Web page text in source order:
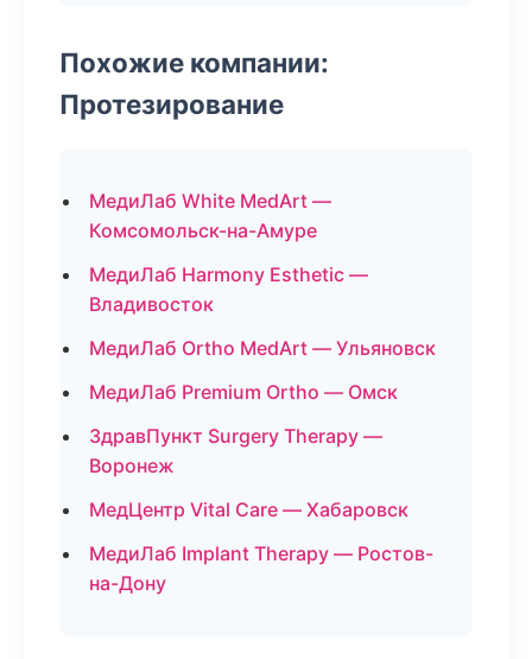
Похожие компании:
Протезирование
МедиЛаб White MedArt —
Комсомольск-на-Амуре
МедиЛаб Harmony Esthetic —
Владивосток
МедиЛаб Ortho MedArt — Ульяновск
МедиЛаб Premium Ortho — Омск
ЗдравПункт Surgery Therapy —
Воронеж
МедЦентр Vital Care — Хабаровск
МедиЛаб Implant Therapy — Ростов-
на-Дону